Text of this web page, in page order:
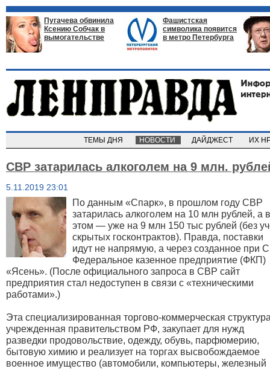
Пугачева обвинила
Ксению Собчак в
вымогательстве
Фашистская
символика появится
в метро Петербурга
ТЕМЫ ДНЯ НОВОСТИ ДАЙДЖЕСТ ИХ
СВР затарилась алкоголем на 9 млн.
5.11.2019 23:01
По данным «Спарк», в прошлом году СВР
затарилась алкоголем на 10 млн рублей, а в
этом — уже на 9 млн 150 тыс рублей (без
скрытых госконтрактов). Правда, поставки
идут не напрямую, а через созданное при
Федеральное казенное предприятие (ФКП)
«Ясень». (После официального запроса в СВР сайт
предприятия стал недоступен в связи с «техническими
работами».)
Эта специализированная торгово-коммерческая
учрежденная правительством РФ, закупает для нужд
разведки продовольствие, одежду, обувь, парфюмерию,
бытовую химию и реализует на торгах высвобождаемое
военное имущество (автомобили, компьютеры, железный